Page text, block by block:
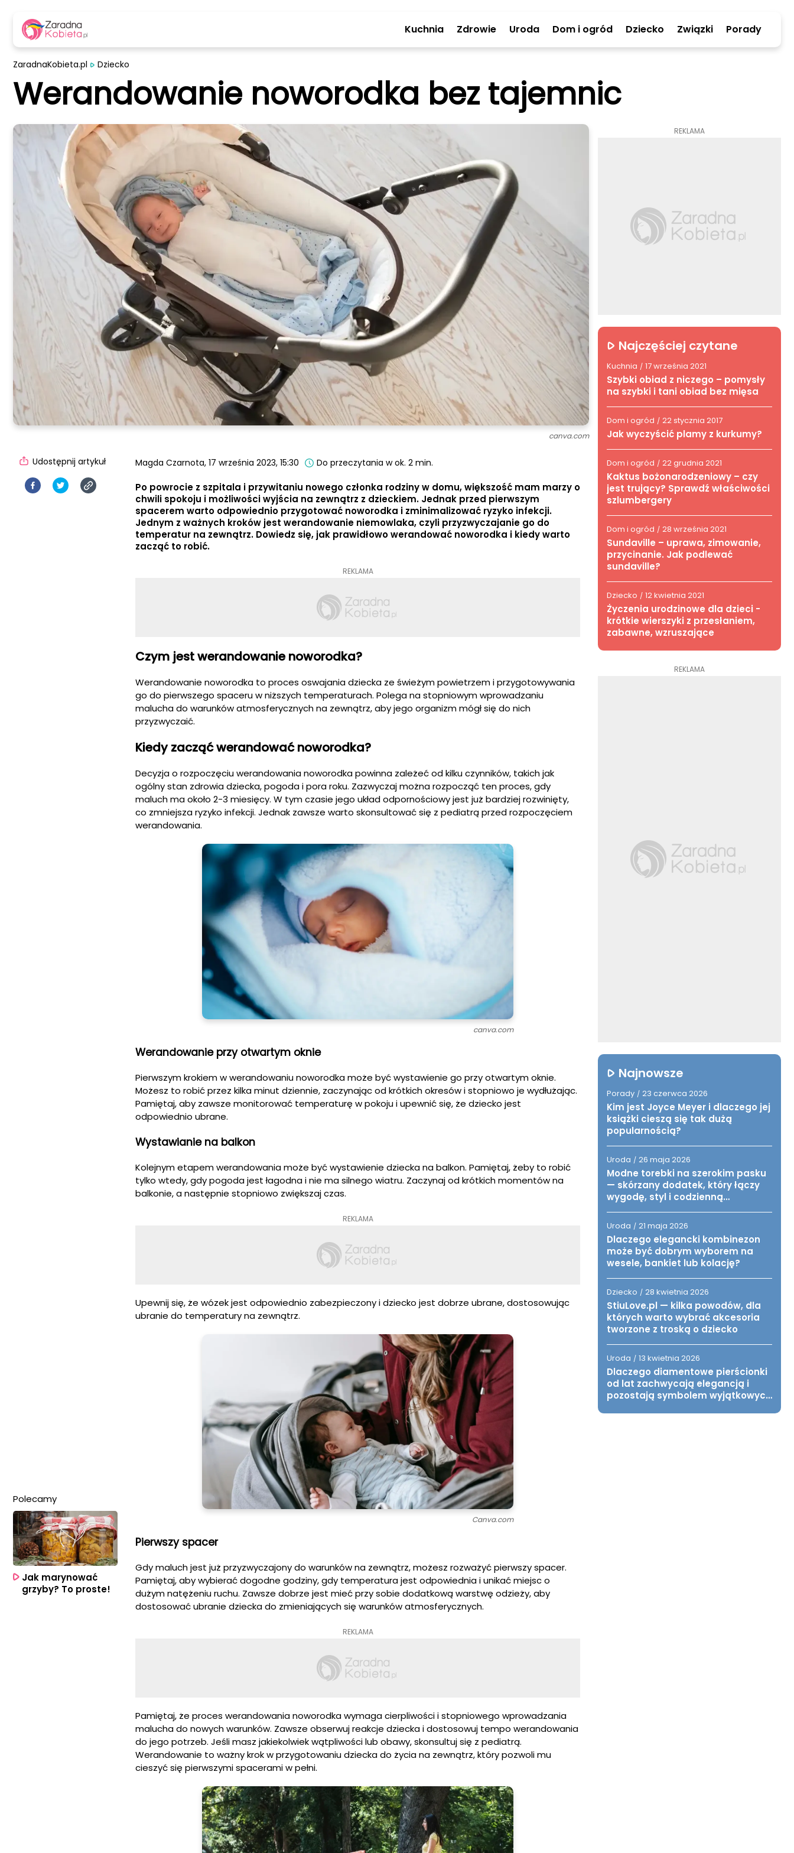
Kuchnia Zdrowie Uroda Dom i ogród Dziecko Związki Porady
canva.com
ZaradnaKobieta.pl Dziecko
Werandowanie noworodka bez tajemnic
Magda Czarnota, 17 września 2023, 15:30 Do przeczytania w ok. 2 min.
Po powrocie z szpitala i przywitaniu nowego członka rodziny w domu, większość mam marzy o
chwili spokoju i możliwości wyjścia na zewnątrz z dzieckiem. Jednak przed pierwszym
spacerem warto odpowiednio przygotować noworodka i zminimalizować ryzyko infekcji.
Jednym z ważnych kroków jest werandowanie niemowlaka, czyli przyzwyczajanie go do
temperatur na zewnątrz. Dowiedz się, jak prawidłowo werandować noworodka i kiedy warto
zacząć to robić.
REKLAMA
Czym jest werandowanie noworodka?
Werandowanie noworodka to proces oswajania dziecka ze świeżym powietrzem i przygotowywania
go do pierwszego spaceru w niższych temperaturach. Polega na stopniowym wprowadzaniu
malucha do warunków atmosferycznych na zewnątrz, aby jego organizm mógł się do nich
przyzwyczaić.
Kiedy zacząć werandować noworodka?
Decyzja o rozpoczęciu werandowania noworodka powinna zależeć od kilku czynników, takich jak
ogólny stan zdrowia dziecka, pogoda i pora roku. Zazwyczaj można rozpocząć ten proces, gdy
maluch ma około 2-3 miesięcy. W tym czasie jego układ odpornościowy jest już bardziej rozwinięty,
co zmniejsza ryzyko infekcji. Jednak zawsze warto skonsultować się z pediatrą przed rozpoczęciem
werandowania.
canva.com
Werandowanie przy otwartym oknie
Pierwszym krokiem w werandowaniu noworodka może być wystawienie go przy otwartym oknie.
Możesz to robić przez kilka minut dziennie, zaczynając od krótkich okresów i stopniowo je wydłużając.
Pamiętaj, aby zawsze monitorować temperaturę w pokoju i upewnić się, że dziecko jest
odpowiednio ubrane.
Wystawianie na balkon
Kolejnym etapem werandowania może być wystawienie dziecka na balkon. Pamiętaj, żeby to robić
tylko wtedy, gdy pogoda jest łagodna i nie ma silnego wiatru. Zaczynaj od krótkich momentów na
balkonie, a następnie stopniowo zwiększaj czas.
REKLAMA
Upewnij się, że wózek jest odpowiednio zabezpieczony i dziecko jest dobrze ubrane, dostosowując
ubranie do temperatury na zewnątrz.
Canva.com
Pierwszy spacer
Gdy maluch jest już przyzwyczajony do warunków na zewnątrz, możesz rozważyć pierwszy spacer.
Pamiętaj, aby wybierać dogodne godziny, gdy temperatura jest odpowiednia i unikać miejsc o
dużym natężeniu ruchu. Zawsze dobrze jest mieć przy sobie dodatkową warstwę odzieży, aby
dostosować ubranie dziecka do zmieniających się warunków atmosferycznych.
REKLAMA
Pamiętaj, że proces werandowania noworodka wymaga cierpliwości i stopniowego wprowadzania
malucha do nowych warunków. Zawsze obserwuj reakcje dziecka i dostosowuj tempo werandowania
do jego potrzeb. Jeśli masz jakiekolwiek wątpliwości lub obawy, skonsultuj się z pediatrą.
Werandowanie to ważny krok w przygotowaniu dziecka do życia na zewnątrz, który pozwoli mu
cieszyć się pierwszymi spacerami w pełni.
Udostępnij artykuł
Polecamy
Jak marynować
grzyby? To proste!
REKLAMA
Najczęściej czytane
Kuchnia / 17 września 2021
Szybki obiad z niczego – pomysły
na szybki i tani obiad bez mięsa
Dom i ogród / 22 stycznia 2017
Jak wyczyścić plamy z kurkumy?
Dom i ogród / 22 grudnia 2021
Kaktus bożonarodzeniowy – czy
jest trujący? Sprawdź właściwości
szlumbergery
Dom i ogród / 28 września 2021
Sundaville – uprawa, zimowanie,
przycinanie. Jak podlewać
sundaville?
Dziecko / 12 kwietnia 2021
Życzenia urodzinowe dla dzieci -
krótkie wierszyki z przesłaniem,
zabawne, wzruszające
REKLAMA
Najnowsze
Porady / 23 czerwca 2026
Kim jest Joyce Meyer i dlaczego jej
książki cieszą się tak dużą
popularnością?
Uroda / 26 maja 2026
Modne torebki na szerokim pasku
— skórzany dodatek, który łączy
wygodę, styl i codzienną
Uroda / 21 maja 2026
Dlaczego elegancki kombinezon
może być dobrym wyborem na
wesele, bankiet lub kolację?
Dziecko / 28 kwietnia 2026
StiuLove.pl — kilka powodów, dla
których warto wybrać akcesoria
tworzone z troską o dziecko
Uroda / 13 kwietnia 2026
Dlaczego diamentowe pierścionki
od lat zachwycają elegancją i
pozostają symbolem wyjątkowych